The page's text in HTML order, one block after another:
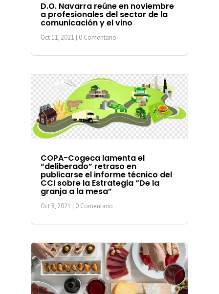
D.O. Navarra reúne en noviembre
a profesionales del sector de la
comunicación y el vino
Oct 11, 2021 | 0 Comentario
COPA-Cogeca lamenta el
“deliberado” retraso en
publicarse el informe técnico del
CCI sobre la Estrategia “De la
granja a la mesa”
Oct 8, 2021 | 0 Comentario